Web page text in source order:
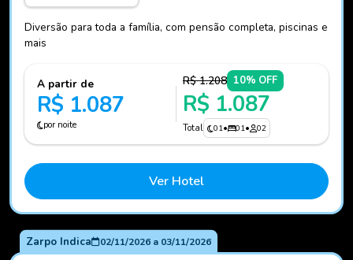
Diversão para toda a família, com pensão completa, piscinas e
mais
A partir de
R$ 1.087
por noite
R$ 1.208 10% OFF
R$ 1.087
Total 01• 01• 02
Ver Hotel
Zarpo Indica 02/11/2026a 03/11/2026